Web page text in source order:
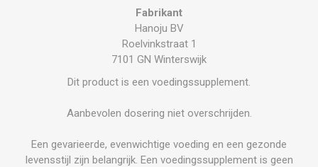
Fabrikant
Hanoju BV
Roelvinkstraat 1
7101 GN Winterswijk
Dit product is een voedingssupplement.
Aanbevolen dosering niet overschrijden.
Een gevarieerde, evenwichtige voeding en een gezonde
levensstijl zijn belangrijk. Een voedingssupplement is geen